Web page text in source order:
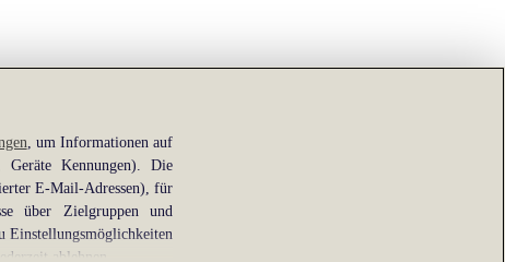
, um Informationen auf
Geräte Kennungen). Die
E-Mail-Adressen), für
über Zielgruppen und
ablehnen.